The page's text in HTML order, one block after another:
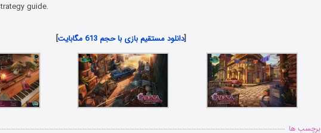
guide.
[دانلود مستقیم بازی با حجم 613 مگابایت ]
برچسب ها